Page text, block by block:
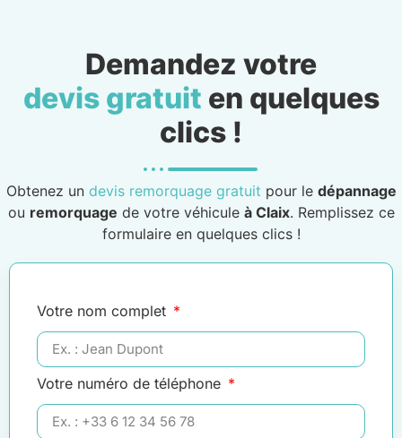
Demandez votre
devis gratuit en quelques
clics !
Obtenez un devis remorquage gratuit pour le dépannage
ou remorquage de votre véhicule à Claix. Remplissez ce
formulaire en quelques clics !
Votre nom complet
Votre numéro de téléphone